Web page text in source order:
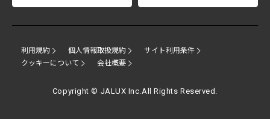
利用規約 個人情報取扱規約
サイト利用条件
クッキーについて
会社概要
Copyright © JALUX Inc.All Rights Reserved.